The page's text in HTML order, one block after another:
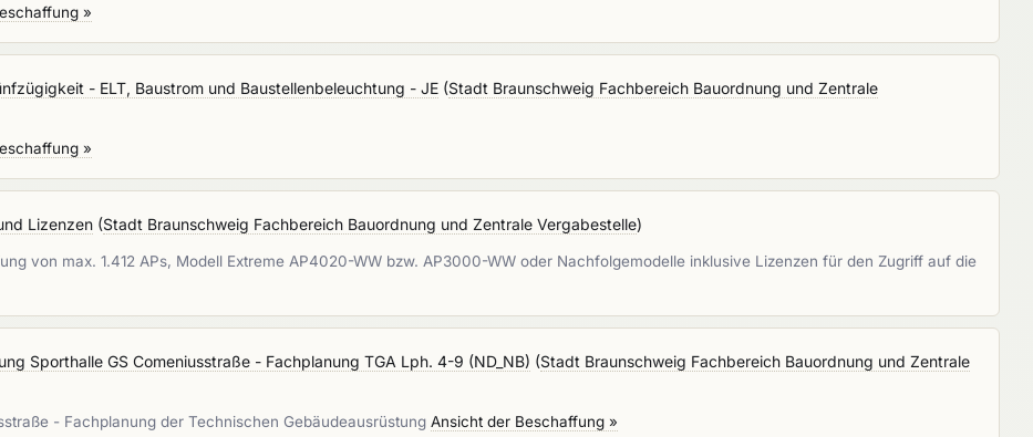
»
- ELT, Baustrom und Baustellenbeleuchtung - JE (Stadt Braunschweig Fachbereich Bauordnung und Zentrale
»
Lizenzen (Stadt Braunschweig Fachbereich Bauordnung und Zentrale Vergabestelle)
von max. 1.412 APs, Modell Extreme AP4020-WW bzw. AP3000-WW oder Nachfolgemodelle inklusive Lizenzen für den Zugriff auf die
Sporthalle GS Comeniusstraße - Fachplanung TGA Lph. 4-9 (ND_NB) (Stadt Braunschweig Fachbereich Bauordnung und Zentrale
- Fachplanung der Technischen Gebäudeausrüstung Ansicht der Beschaffung »